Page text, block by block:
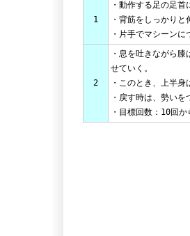
1
・動作する足の足首
・背筋をしっかり
・片手でマシーン
2
・息を吐きながら
せていく。
・このとき、上半
・戻す時は、勢い
・目標回数：10回